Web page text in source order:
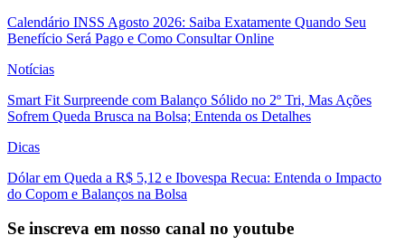
Calendário INSS Agosto 2026: Saiba Exatamente Quando Seu
Benefício Será Pago e Como Consultar Online
Notícias
Smart Fit Surpreende com Balanço Sólido no 2º Tri, Mas Ações
Sofrem Queda Brusca na Bolsa; Entenda os Detalhes
Dicas
Dólar em Queda a R$ 5,12 e Ibovespa Recua: Entenda o Impacto
do Copom e Balanços na Bolsa
Se inscreva em nosso canal no youtube